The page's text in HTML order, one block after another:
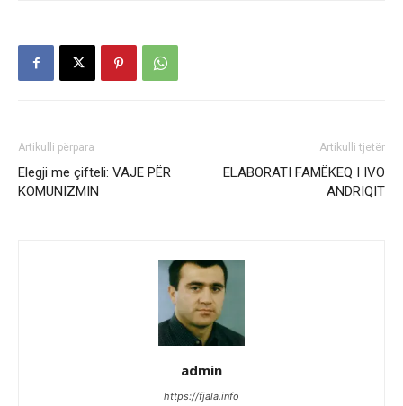
Artikulli përpara
Elegji me çifteli: VAJE PËR
KOMUNIZMIN
Artikulli tjetër
ELABORATI FAMËKEQ I IVO
ANDRIQIT
admin
https://fjala.info